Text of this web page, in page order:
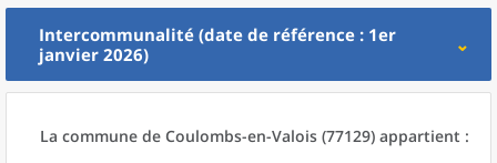
Intercommunalité (date de référence : 1er
janvier 2026)
La commune de Coulombs-en-Valois (77129) appartient :